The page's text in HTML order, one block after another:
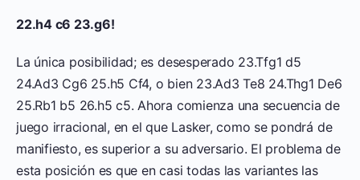
22.h4 c6 23.g6!
La única posibilidad; es desesperado 23.Tfg1 d5
24.Ad3 Cg6 25.h5 Cf4, o bien 23.Ad3 Te8 24.Thg1 De6
25.Rb1 b5 26.h5 c5. Ahora comienza una secuencia de
juego irracional, en el que Lasker, como se pondrá de
manifiesto, es superior a su adversario. El problema de
esta posición es que en casi todas las variantes las